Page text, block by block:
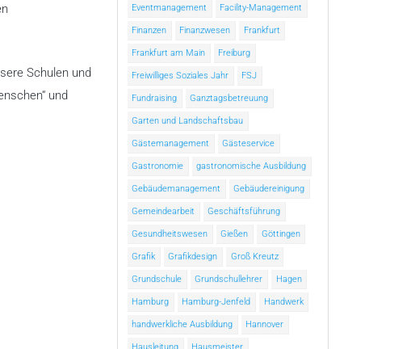
Schulen und
und
Eventmanagement Facility-Management
Finanzen Finanzwesen Frankfurt
Frankfurt am Main Freiburg
Freiwilliges Soziales Jahr FSJ
Fundraising Ganztagsbetreuung
Garten und Landschaftsbau
Gästemanagement Gästeservice
Gastronomie gastronomische Ausbildung
Gebäudemanagement Gebäudereinigung
Gemeindearbeit Geschäftsführung
Gesundheitswesen Gießen Göttingen
Grafik Grafikdesign Groß Kreutz
Grundschule Grundschullehrer Hagen
Hamburg Hamburg-Jenfeld Handwerk
handwerkliche Ausbildung Hannover